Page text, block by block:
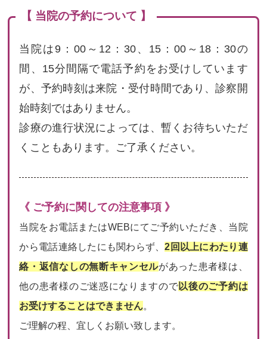
【 当院の予約について 】
当院は9：00～12：30、15：00～18：30の
間、15分間隔で電話予約をお受けしています
が、予約時刻は来院・受付時間であり、診察開
始時刻ではありません。
診療の進行状況によっては、暫くお待ちいただ
くこともあります。ご了承ください。
《 ご予約に関しての注意事項 》
当院をお電話またはWEBにてご予約いただき、当院
から電話連絡したにも関わらず、2回以上にわたり連
絡・返信なしの無断キャンセルがあった患者様は、
他の患者様のご迷惑になりますので以後のご予約は
お受けすることはできません。
ご理解の程、宜しくお願い致します。